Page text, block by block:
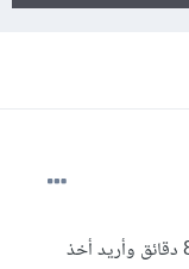
قمت بتحميل مقطع فيديو من اليوتيوب مدته 8 دقائق وأريد أخذ